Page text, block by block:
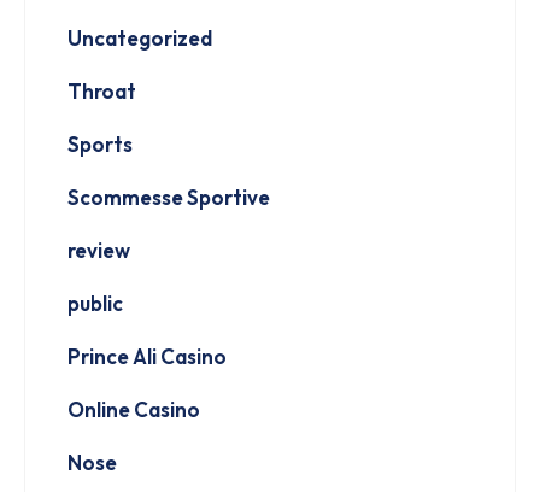
Uncategorized
Throat
Sports
Scommesse Sportive
review
public
Prince Ali Casino
Online Casino
Nose